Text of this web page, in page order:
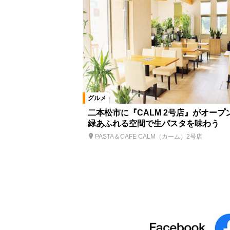
グルメ
二本松市に『CALM 2号店』がオープ
緑あふれる空間で生パスタを味わう
PASTA＆CAFE CALM（カーム）2号店